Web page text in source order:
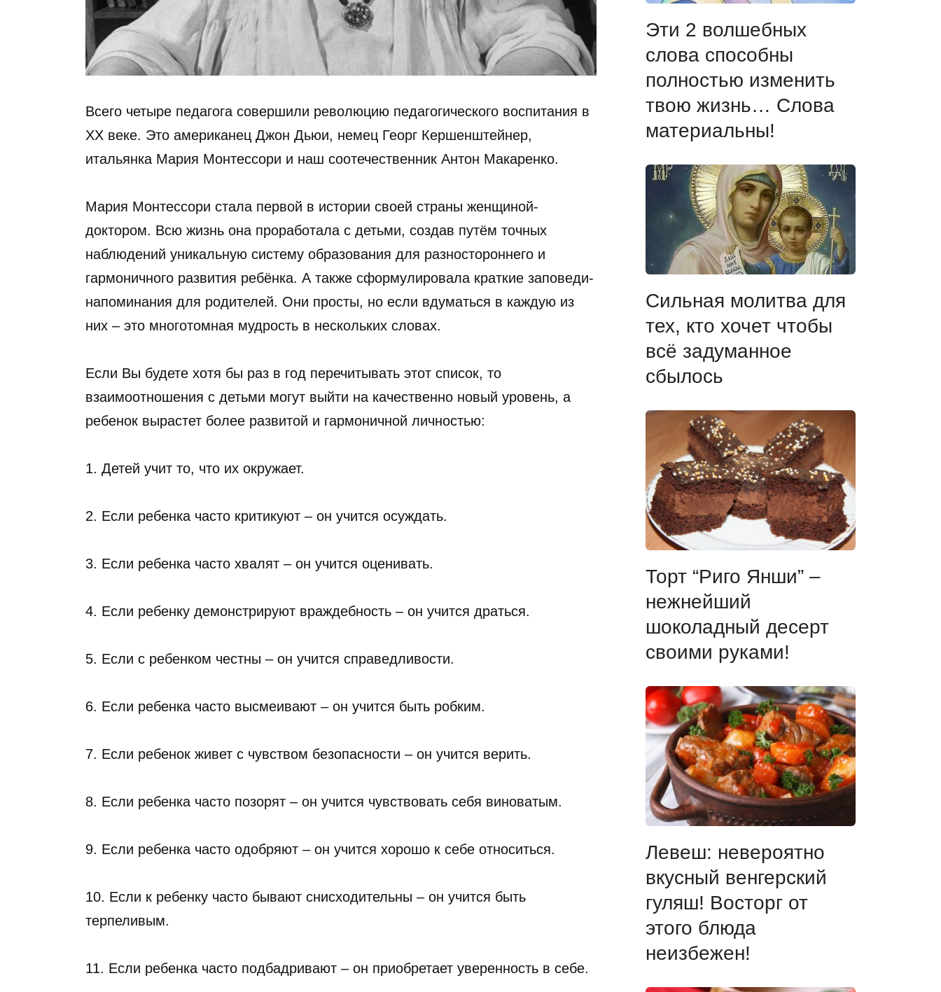
Всего четыре педагога совершили революцию педагогического воспитания в
ХХ веке. Это американец Джон Дьюи, немец Георг Кершенштейнер,
итальянка Мария Монтессори и наш соотечественник Антон Макаренко.
Мария Монтессори стала первой в истории своей страны женщиной-
доктором. Всю жизнь она проработала с детьми, создав путём точных
наблюдений уникальную систему образования для разностороннего и
гармоничного развития ребёнка. А также сформулировала краткие заповеди-
напоминания для родителей. Они просты, но если вдуматься в каждую из
них – это многотомная мудрость в нескольких словах.
Если Вы будете хотя бы раз в год перечитывать этот список, то
взаимоотношения с детьми могут выйти на качественно новый уровень, а
ребенок вырастет более развитой и гармоничной личностью:
1. Детей учит то, что их окружает.
2. Если ребенка часто критикуют – он учится осуждать.
3. Если ребенка часто хвалят – он учится оценивать.
4. Если ребенку демонстрируют враждебность – он учится драться.
5. Если с ребенком честны – он учится справедливости.
6. Если ребенка часто высмеивают – он учится быть робким.
7. Если ребенок живет с чувством безопасности – он учится верить.
8. Если ребенка часто позорят – он учится чувствовать себя виноватым.
9. Если ребенка часто одобряют – он учится хорошо к себе относиться.
10. Если к ребенку часто бывают снисходительны – он учится быть
терпеливым.
11. Если ребенка часто подбадривают – он приобретает уверенность в себе.
Эти 2 волшебных
слова способны
полностью изменить
твою жизнь… Слова
материальны!
Сильная молитва для
тех, кто хочет чтобы
всё задуманное
сбылось
Торт “Риго Янши” –
нежнейший
шоколадный десерт
своими руками!
Левеш: невероятно
вкусный венгерский
гуляш! Восторг от
этого блюда
неизбежен!